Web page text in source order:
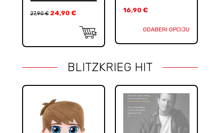
27,90€ 24,90 € 16,90 €
ODABERI OPCIJU
BLITZKRIEG HIT